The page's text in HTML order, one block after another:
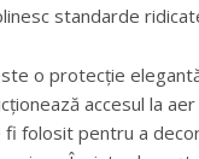
standarde
o protecție
accesul la
fi folosit pentru a